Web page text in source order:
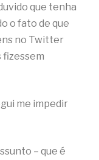
que tenha
o fato de que
no Twitter
fizessem
me impedir
– que é